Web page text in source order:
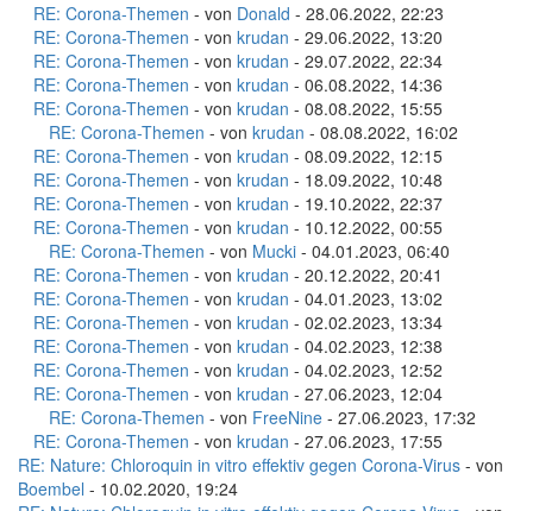
RE: Corona-Themen - von Donald - 28.06.2022, 22:23
RE: Corona-Themen - von krudan - 29.06.2022, 13:20
RE: Corona-Themen - von krudan - 29.07.2022, 22:34
RE: Corona-Themen - von krudan - 06.08.2022, 14:36
RE: Corona-Themen - von krudan - 08.08.2022, 15:55
RE: Corona-Themen - von krudan - 08.08.2022, 16:02
RE: Corona-Themen - von krudan - 08.09.2022, 12:15
RE: Corona-Themen - von krudan - 18.09.2022, 10:48
RE: Corona-Themen - von krudan - 19.10.2022, 22:37
RE: Corona-Themen - von krudan - 10.12.2022, 00:55
RE: Corona-Themen - von Mucki - 04.01.2023, 06:40
RE: Corona-Themen - von krudan - 20.12.2022, 20:41
RE: Corona-Themen - von krudan - 04.01.2023, 13:02
RE: Corona-Themen - von krudan - 02.02.2023, 13:34
RE: Corona-Themen - von krudan - 04.02.2023, 12:38
RE: Corona-Themen - von krudan - 04.02.2023, 12:52
RE: Corona-Themen - von krudan - 27.06.2023, 12:04
RE: Corona-Themen - von FreeNine - 27.06.2023, 17:32
RE: Corona-Themen - von krudan - 27.06.2023, 17:55
RE: Nature: Chloroquin in vitro effektiv gegen Corona-Virus - von
Boembel - 10.02.2020, 19:24